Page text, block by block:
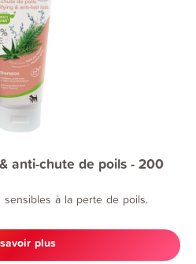
anti-chute de poils - 200
à la perte de poils.
plus